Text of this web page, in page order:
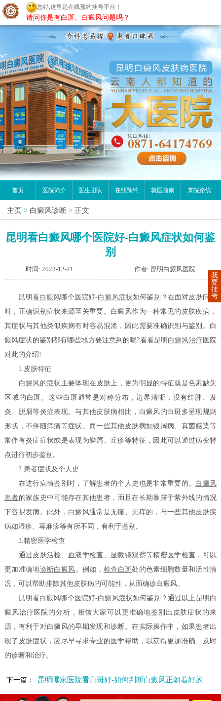
昆明白癜风医院
首页 医院简介 医生团队 在线预约 就医指南 来院路线
主页 > 白癜风诊断 > 正文
昆明看白癜风哪个医院好-白癜风症状如何鉴
别
时间: 2023-12-21 作者: 昆明白癜风医院
昆明看白癜风哪个医院好-白癜风症状如何鉴别？在面对皮肤问题
时，正确识别症状来源至关重要。白癜风作为一种常见的皮肤疾病，
其症状与其他类似疾病有时容易混淆，因此需要准确识别与鉴别。白
癜风症状的鉴别都有哪些地方要注意到的呢?看看昆明 白癜风治疗 医院
对此的介绍!
1.皮肤特征
白癜风的症状 主要体现在皮肤上，更为明显的特征就是色素缺失
区域的白斑。这些白斑通常是对称分布，边界清晰，没有红肿、发
炎、脱屑等炎症表现。与其他皮肤病相比，白癜风的白斑多呈现规则
形状，不伴随痒痛等症状。而一些其他皮肤病如银屑病、真菌感染等
常伴有炎症症状或是表现为鳞屑、丘疹等特征，因此可以通过病变特
点进行初步鉴别。
2.患者症状及个人史
在进行病情鉴别时，了解患者的个人史也是非常重要的。 白癜风
患者的家族史中可能存在其他患者，而且在长期暴露于紫外线的情况
下容易发病。此外，白癜风通常是无痛、无痒的，与一些其他皮肤疾
病如湿疹、荨麻疹等有所不同，有利于鉴别。
3.精密医学检查
通过皮肤活检、血液学检查、显微镜观察等精密医学检查，可以
更加准确地诊断白癜风。例如， 检查白斑处的色素细胞数量和活性情
况，可以帮助排除其他皮肤病的可能性，从而确诊白癜风。
昆明看白癜风哪个医院好-白癜风症状如何鉴别？通过以上昆明白
癜风治疗医院的分析，相信大家可以更准确地鉴别出皮肤症状的来
源，有利于对白癜风的早期发现和诊断。在实际操作中，如果患者出
现了皮肤症状，应尽早寻求专业的医学帮助，以获得更加准确、及时
的诊断和治疗。
下一篇： 昆明哪家医院看白斑好-如何判断白癜风正朝着好的方向发展呢
我
要
挂
号
您好,这里是在线预约挂号平台！
请问你是有白斑、白癜风问题吗？